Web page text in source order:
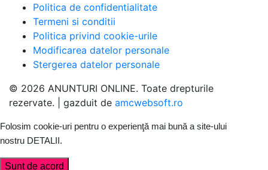
Politica de confidentialitate
Termeni si conditii
Politica privind cookie-urile
Modificarea datelor personale
Stergerea datelor personale
© 2026 ANUNTURI ONLINE. Toate drepturile
rezervate. | gazduit de amcwebsoft.ro
Folosim cookie-uri pentru o experienţă mai bună a site-ului
nostru DETALII .
Sunt de acord